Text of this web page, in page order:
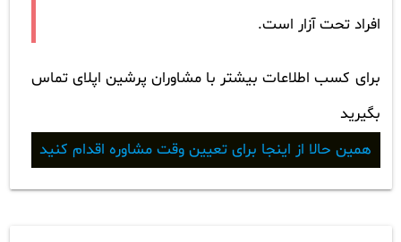
افراد تحت آزار است.
برای کسب اطلاعات بیشتر با مشاوران پرشین اپلای تماس
بگیرید
همین حالا از اینجا برای تعیین وقت مشاوره اقدام کنید